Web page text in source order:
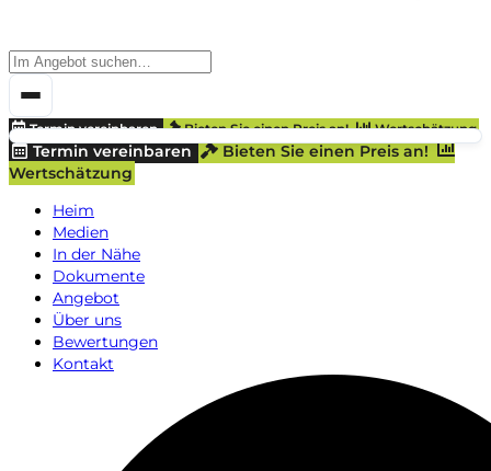
Termin vereinbaren Bieten Sie einen Preis an! Wertschätzung
Termin vereinbaren
Bieten Sie einen Preis an!
Wertschätzung
Heim
Medien
In der Nähe
Dokumente
Angebot
Über uns
Bewertungen
Kontakt